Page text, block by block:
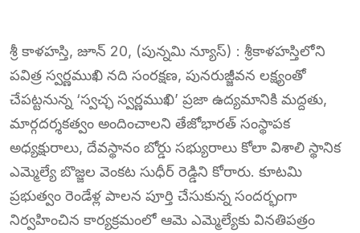
శ్రీ కాళహస్తి, జూన్ 20, (పున్నమి న్యూస్) : శ్రీకాళహస్తిలోని
పవిత్ర స్వర్ణముఖి నది సంరక్షణ, పునరుజ్జీవన లక్ష్యంతో
చేపట్టనున్న ‘స్వచ్ఛ స్వర్ణముఖి’ ప్రజా ఉద్యమానికి మద్దతు,
మార్గదర్శకత్వం అందించాలని తేజోభారత్ సంస్థాపక
అధ్యక్షురాలు, దేవస్థానం బోర్డు సభ్యురాలు కోలా విశాలి స్థానిక
ఎమ్మెల్యే బొజ్జల వెంకట సుధీర్ రెడ్డిని కోరారు. కూటమి
ప్రభుత్వం రెండేళ్ల పాలన పూర్తి చేసుకున్న సందర్భంగా
నిర్వహించిన కార్యక్రమంలో ఆమె ఎమ్మెల్యేకు వినతిపత్రం